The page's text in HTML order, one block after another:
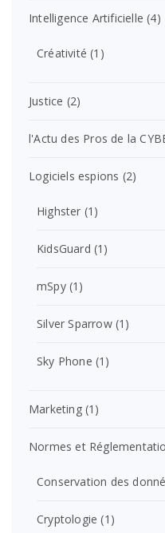
Intelligence Artificielle (4)
Créativité (1)
Justice (2)
l'Actu des Pros de la
Logiciels espions (2)
Highster (1)
KidsGuard (1)
mSpy(1)
Silver Sparrow(1)
Sky Phone (1)
Marketing(1)
Normes et
Conservation des
Cryptologie (1)